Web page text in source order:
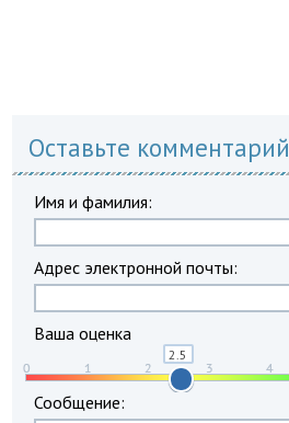
Оставьте комментарий
Имя и фамилия:
Адрес электронной почты:
Ваша оценка
Сообщение: